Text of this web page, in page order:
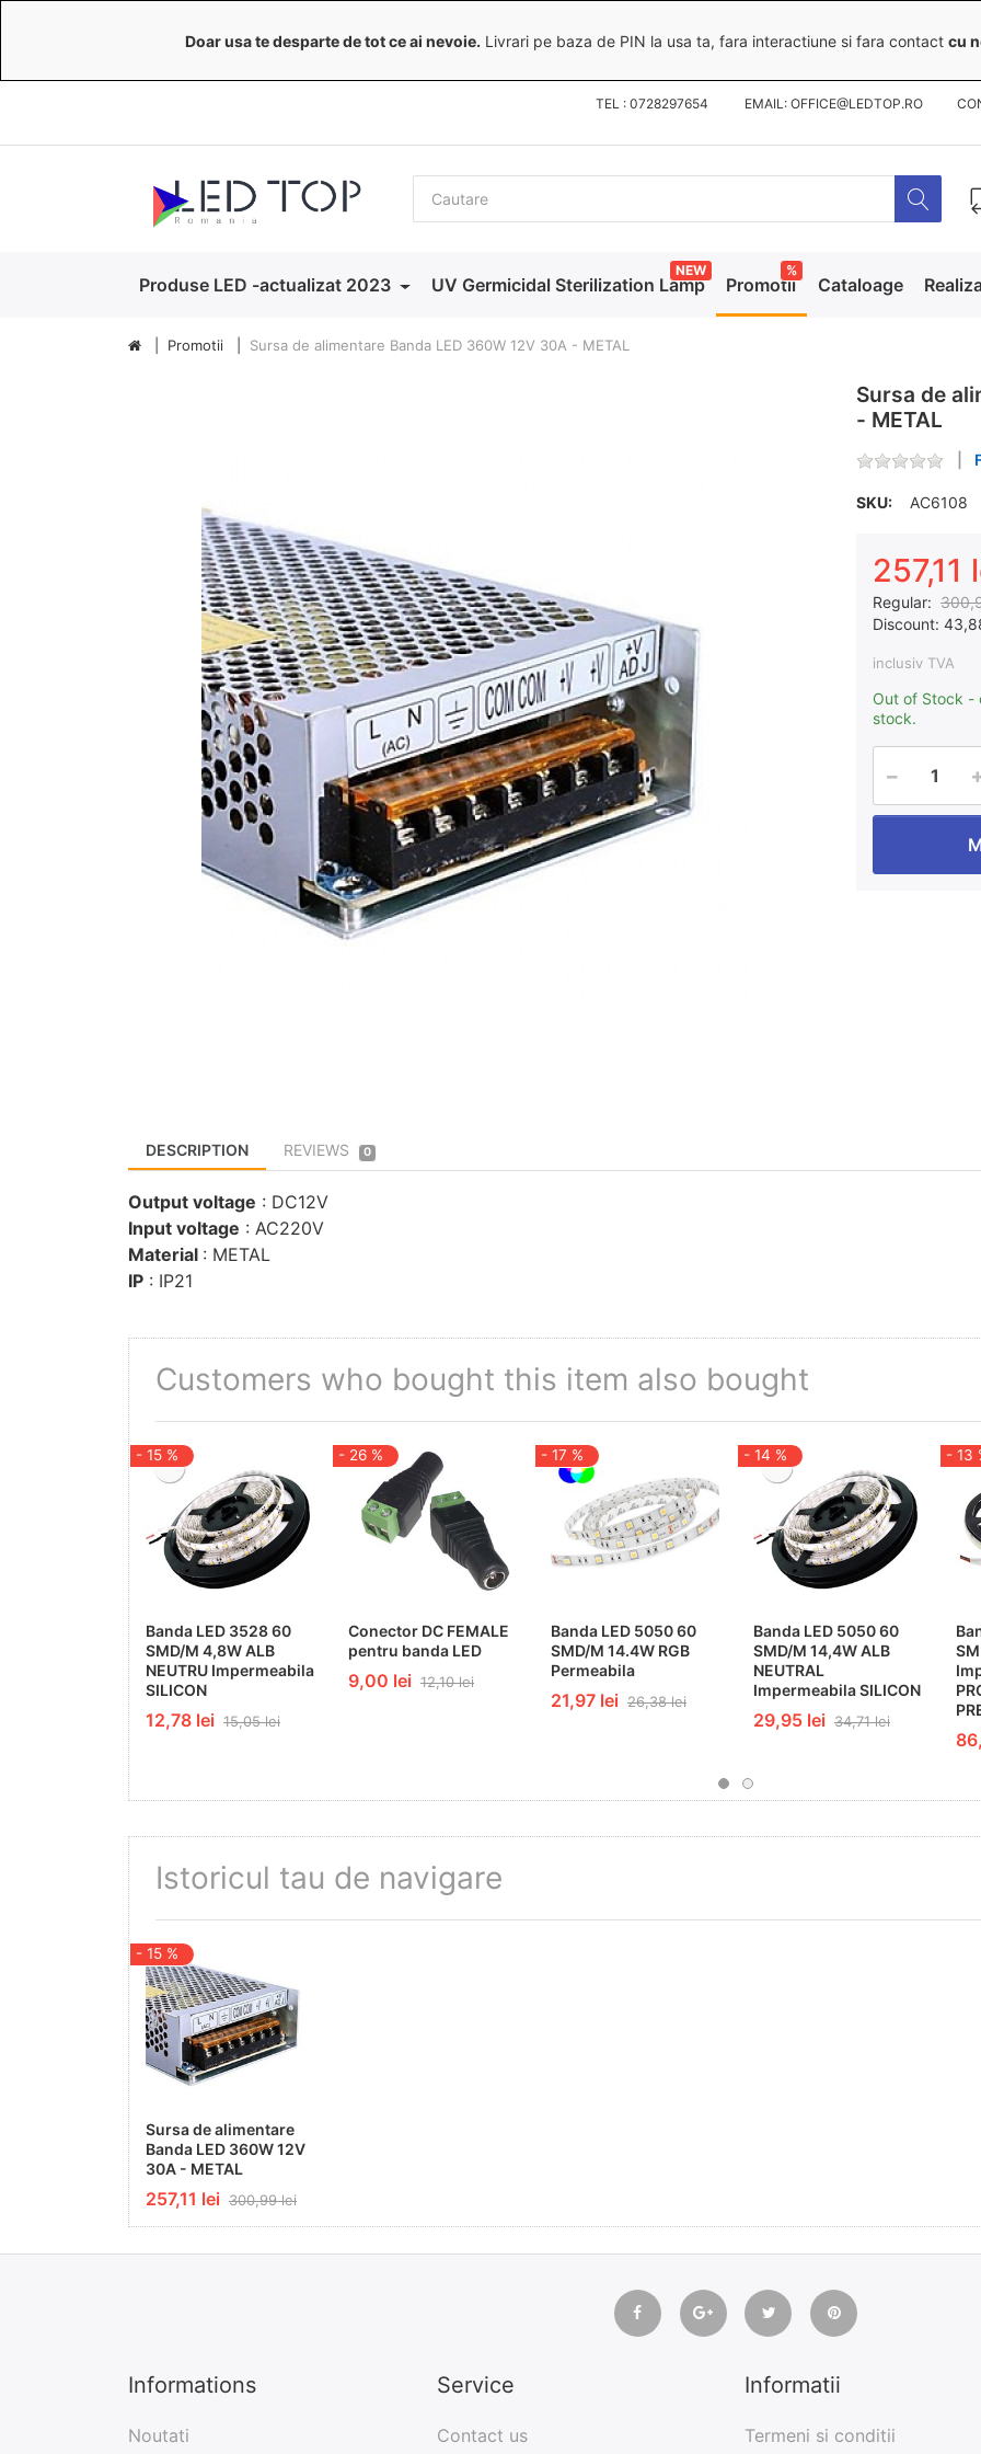
Doar usa te desparte de tot ce ai nevoie. Livrari pe baza de PIN la usa ta, fara interactiune si fara contact cu
TEL : 0728297654 EMAIL: OFFICE@LEDTOP.RO
Produse LED -actualizat 2023 UV Germicidal Sterilization Lamp
NEW
Promotii
%
Cataloage
Promotii Sursa de alimentare Banda LED 360W 12V 30A - METAL
Sursa de
- METAL
SKU: AC6108
257,11
Regular:
Discount:
inclusiv TVA
Out of Stock -
stock.
DESCRIPTION REVIEWS 0
Output voltage : DC12V
Input voltage : AC220V
Material : METAL
IP : IP21
Customers who bought this item also bought
- 15 %
Banda LED 3528 60
SMD/M 4,8W ALB
NEUTRU Impermeabila
SILICON
12,78 lei 15,05 lei
- 26 %
Conector DC FEMALE
pentru banda LED
9,00 lei 12,10 lei
- 17 %
Banda LED 5050 60
SMD/M 14.4W RGB
Permeabila
21,97 lei 26,38 lei
- 14 %
Banda LED 5050 60
SMD/M 14,4W ALB
NEUTRAL
Impermeabila SILICON
29,95 lei 34,71 lei
- 13
Istoricul tau de navigare
- 15 %
Sursa de alimentare
Banda LED 360W 12V
30A - METAL
257,11 lei 300,99 lei
Informations
Noutati
Service
Contact us
Informatii
Termeni si conditii